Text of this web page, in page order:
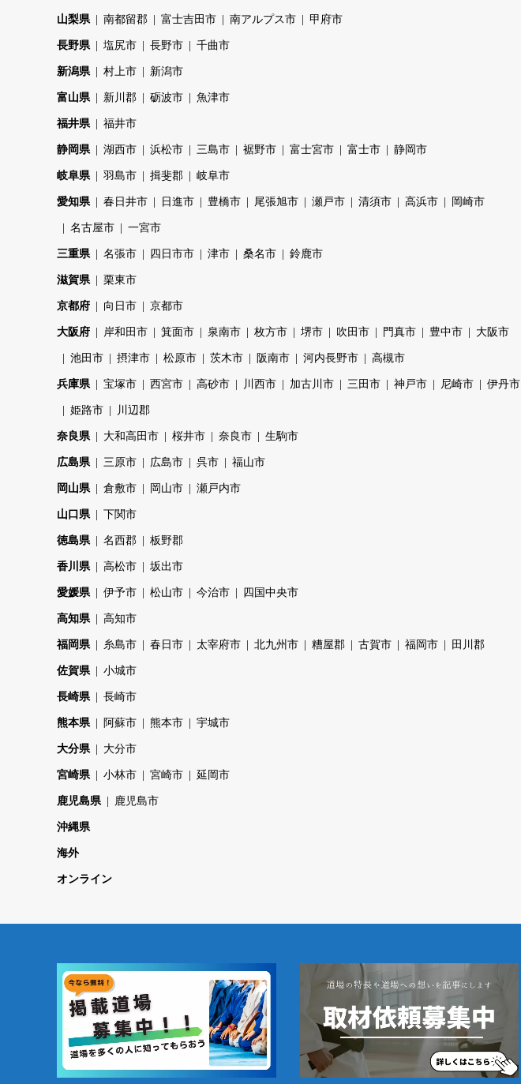
山梨県 南都留郡 富士吉田市 南アルプス市 甲府市
長野県 塩尻市 長野市 千曲市
新潟県 村上市 新潟市
富山県 新川郡 砺波市 魚津市
福井県 福井市
静岡県 湖西市 浜松市 三島市 裾野市 富士宮市 富士市 静岡市
岐阜県 羽島市 揖斐郡 岐阜市
愛知県 春日井市 日進市 豊橋市 尾張旭市 瀬戸市 清須市 高浜市 岡崎市
名古屋市 一宮市
三重県 名張市 四日市市 津市 桑名市 鈴鹿市
滋賀県 栗東市
京都府 向日市 京都市
大阪府 岸和田市 箕面市 泉南市 枚方市 堺市 吹田市 門真市 豊中市 大阪市
池田市 摂津市 松原市 茨木市 阪南市 河内長野市 高槻市
兵庫県 宝塚市 西宮市 高砂市 川西市 加古川市 三田市 神戸市 尼崎市 伊丹市
姫路市 川辺郡
奈良県 大和高田市 桜井市 奈良市 生駒市
広島県 三原市 広島市 呉市 福山市
岡山県 倉敷市 岡山市 瀬戸内市
山口県 下関市
徳島県 名西郡 板野郡
香川県 高松市 坂出市
愛媛県 伊予市 松山市 今治市 四国中央市
高知県 高知市
福岡県 糸島市 春日市 太宰府市 北九州市 糟屋郡 古賀市 福岡市 田川郡
佐賀県 小城市
長崎県 長崎市
熊本県 阿蘇市 熊本市 宇城市
大分県 大分市
宮崎県 小林市 宮崎市 延岡市
鹿児島県 鹿児島市
沖縄県
海外
オンライン